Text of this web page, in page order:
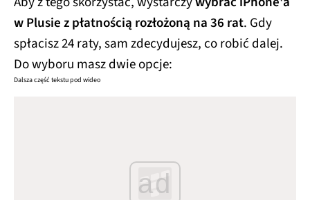
w Plusie z płatnością rozłożoną na 36 rat. Gdy
spłacisz 24 raty, sam zdecydujesz, co robić dalej.
Do wyboru masz dwie opcje:
Dalsza część tekstu pod wideo
ad